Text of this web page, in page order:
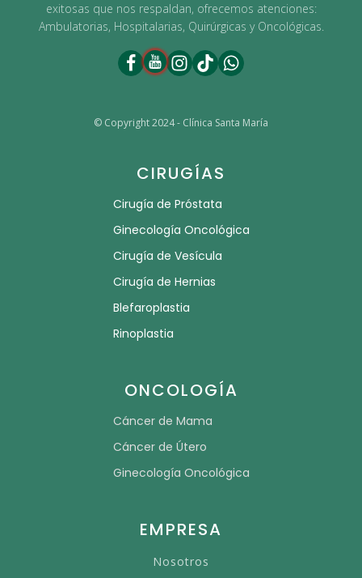
exitosas que nos respaldan, ofrecemos atenciones:
Ambulatorias, Hospitalarias, Quirúrgicas y Oncológicas.
© Copyright 2024 - Clínica Santa María
CIRUGÍAS
Cirugía de Próstata
Ginecología Oncológica
Cirugía de Vesícula
Cirugía de Hernias
Blefaroplastia
Rinoplastia
ONCOLOGÍA
Cáncer de Mama
Cáncer de Útero
Ginecología Oncológica
EMPRESA
Nosotros